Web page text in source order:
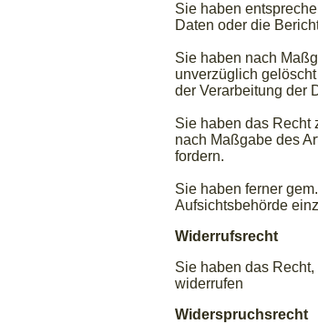
Sie haben
Daten oder die
Sie haben nach
unverzüglich
der Verarbeitung der
Sie haben das Recht
nach Maßgabe des
fordern.
Sie haben ferner
Aufsichtsbehörde
Widerrufsrecht
Sie haben das
widerrufen
Widerspruchsrecht